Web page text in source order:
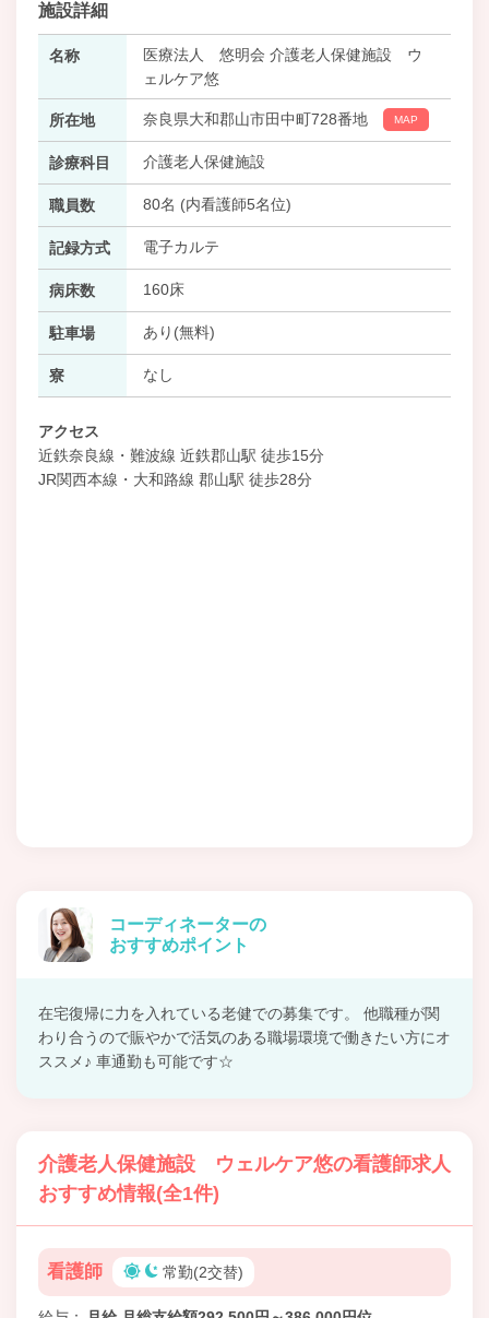
施設詳細
名称
医療法人 悠明会 介護老人保健施設 ウ
ェルケア悠
所在地 奈良県大和郡山市田中町728番地 MAP
診療科目 介護老人保健施設
職員数 80名 (内看護師5名位)
記録方式 電子カルテ
病床数 160床
駐車場 あり(無料)
寮 なし
アクセス
近鉄奈良線・難波線 近鉄郡山駅 徒歩15分
JR関西本線・大和路線 郡山駅 徒歩28分
コーディネーターの
おすすめポイント
在宅復帰に力を入れている老健での募集です。 他職種が関
わり合うので賑やかで活気のある職場環境で働きたい方にオ
ススメ♪ 車通勤も可能です☆
介護老人保健施設 ウェルケア悠の看護師求人
おすすめ情報(全1件)
看護師 常勤(2交替)